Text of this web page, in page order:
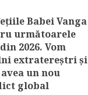
Babei Vanga
următoarele
2026. Vom
extratereștri și
un nou
global